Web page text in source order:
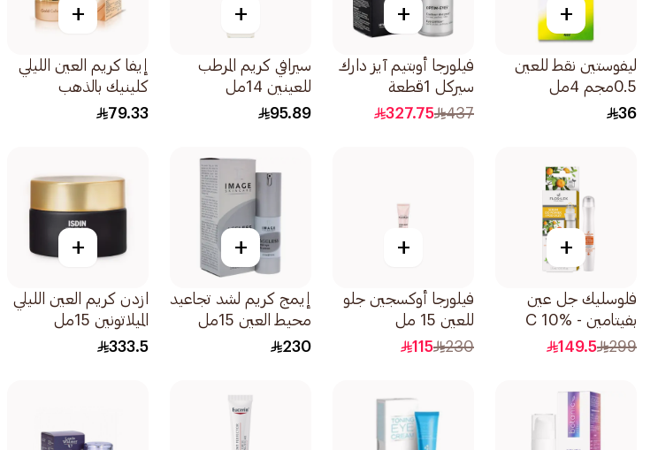
+
ليفوستين نقط للعين
0.5مجم 4مل
36
+
فيلورجا أوبتيم آيز دارك
سيركل 1قطعة
437
327.75
+
سيرافي كريم المرطب
للعينين 14مل
95.89
+
إيفا كريم العين الليلي
كلينيك بالذهب
والكولاجين ذهبي -
79.33
+
فلوسليك جل عين
بفيتامين C 10% -
15مل
299
149.5
+
فيلورجا أوكسجين جلو
للعين 15 مل
230
115
+
إيمج كريم لشد تجاعيد
محيط العين 15مل
230
+
ازدن كريم العين الليلي
الميلاتونين 15مل
333.5